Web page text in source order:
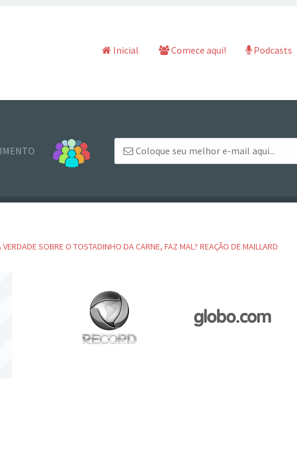
Pular para o conteúdo
Inicial Comece aqui! Podcasts
VERDADE SOBRE O TOSTADINHO DA CARNE, FAZ MAL? REAÇÃO DE MAILLARD